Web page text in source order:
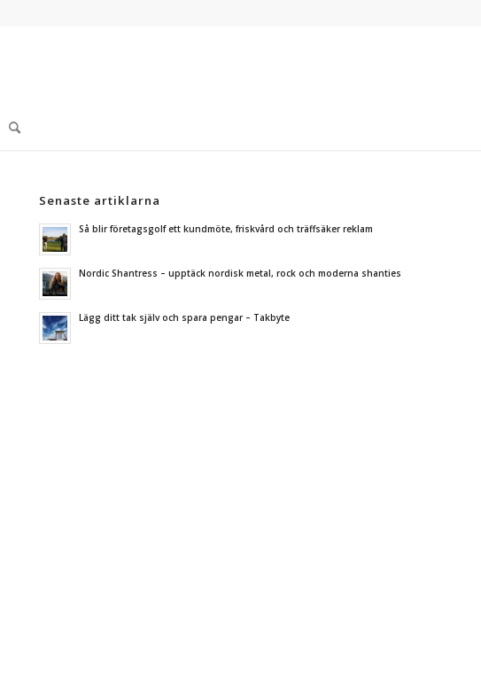
Senaste artiklarna
Så blir företagsgolf ett kundmöte, friskvård och träffsäker reklam
Nordic Shantress – upptäck nordisk metal, rock och moderna shanties
Lägg ditt tak själv och spara pengar – Takbyte